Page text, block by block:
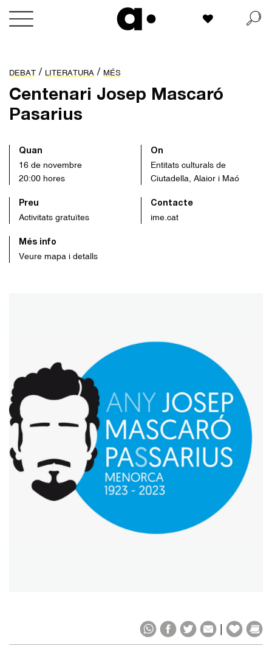
Skip
La meva llista
DEBAT / LITERATURA / MÉS
Centenari Josep Mascaró
Pasarius
Quan
16 de novembre
20:00 hores
On
Entitats culturals de
Ciutadella, Alaior i Maó
Preu
Activitats gratuïtes
Contacte
ime.cat
Més info
Veure mapa i detalls
|